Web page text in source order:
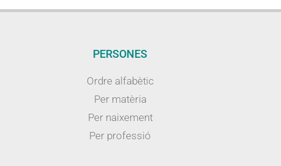
PERSONES
Ordre alfabètic
Per matèria
Per naixement
Per professió